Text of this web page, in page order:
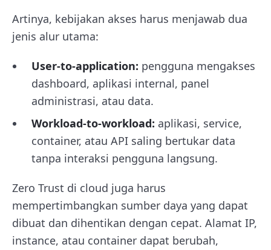
Artinya, kebijakan akses harus menjawab dua
jenis alur utama:
User-to-application: pengguna mengakses
dashboard, aplikasi internal, panel
administrasi, atau data.
Workload-to-workload: aplikasi, service,
container, atau API saling bertukar data
tanpa interaksi pengguna langsung.
Zero Trust di cloud juga harus
mempertimbangkan sumber daya yang dapat
dibuat dan dihentikan dengan cepat. Alamat IP,
instance, atau container dapat berubah,